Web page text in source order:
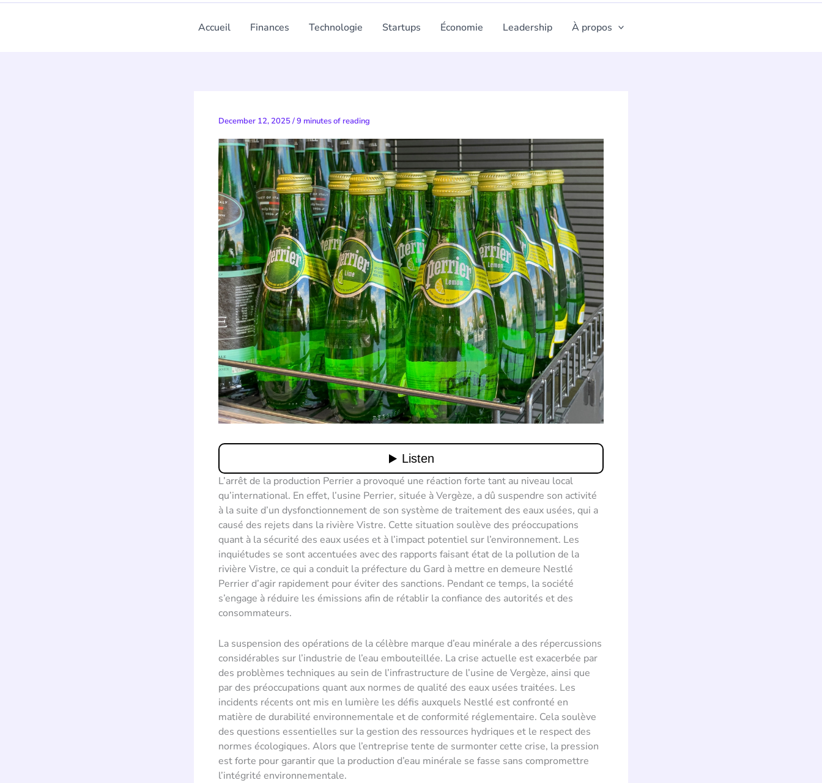
Accueil Finances Technologie Startups Économie Leadership À propos
December 12, 2025/9 minutes of reading
L’arrêt de la production Perrier a provoqué une réaction forte tant au niveau local
qu’international. En effet, l’usine Perrier, située à Vergèze, a dû suspendre son activité
à la suite d’un dysfonctionnement de son système de traitement des eaux usées, qui a
causé des rejets dans la rivière Vistre. Cette situation soulève des préoccupations
quant à la sécurité des eaux usées et à l’impact potentiel sur l’environnement. Les
inquiétudes se sont accentuées avec des rapports faisant état de la pollution de la
rivière Vistre, ce qui a conduit la préfecture du Gard à mettre en demeure Nestlé
Perrier d’agir rapidement pour éviter des sanctions. Pendant ce temps, la société
s’engage à réduire les émissions afin de rétablir la confiance des autorités et des
consommateurs.
La suspension des opérations de la célèbre marque d’eau minérale a des répercussions
considérables sur l’industrie de l’eau embouteillée. La crise actuelle est exacerbée par
des problèmes techniques au sein de l’infrastructure de l’usine de Vergèze, ainsi que
par des préoccupations quant aux normes de qualité des eaux usées traitées. Les
incidents récents ont mis en lumière les défis auxquels Nestlé est confronté en
matière de durabilité environnementale et de conformité réglementaire. Cela soulève
des questions essentielles sur la gestion des ressources hydriques et le respect des
normes écologiques. Alors que l’entreprise tente de surmonter cette crise, la pression
est forte pour garantir que la production d’eau minérale se fasse sans compromettre
l’intégrité environnementale.